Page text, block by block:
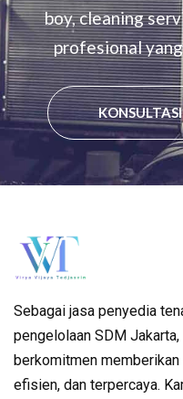
boy, cleaning
profesional
Sebagai jasa penyedia
pengelolaan SDM
berkomitmen
efisien, dan terpercaya.